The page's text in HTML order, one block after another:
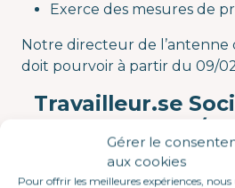
Gérer le
aux cookies
Pour offrir les meilleures expériences,
Exerce des mesures de
Notre directeur de l’antenne
doit pourvoir à partir du 09/
Travailleur.se
(H/F)
Service